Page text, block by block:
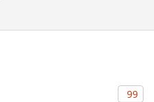
и
99